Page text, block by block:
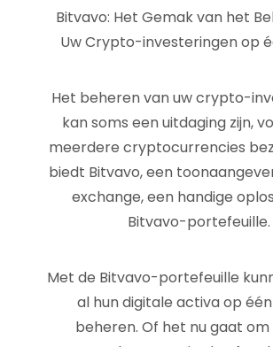
Bitvavo: Het Gemak van het
Uw Crypto-investeringen op
Het beheren van uw crypto-
kan soms een uitdaging zijn,
meerdere cryptocurrencies
biedt Bitvavo, een
exchange, een handige
Bitvavo-portefeuille.
Met de Bitvavo-portefeuille
al hun digitale activa op
beheren. Of het nu gaat om